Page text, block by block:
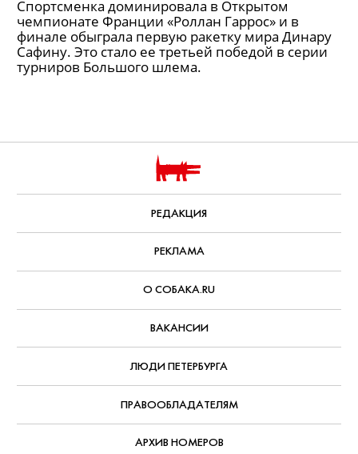
Спортсменка доминировала в Открытом
чемпионате Франции «Роллан Гаррос» и в
финале обыграла первую ракетку мира Динару
Сафину. Это стало ее третьей победой в серии
турниров Большого шлема.
РЕДАКЦИЯ
РЕКЛАМА
О СОБАКА.RU
ВАКАНСИИ
ЛЮДИ ПЕТЕРБУРГА
ПРАВООБЛАДАТЕЛЯМ
АРХИВ НОМЕРОВ